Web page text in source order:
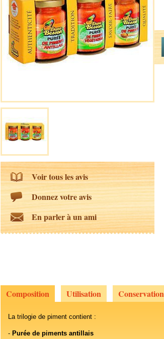
Voir tous les avis
Donnez votre avis
En parler à un ami
Composition Utilisation Conservation
La trilogie de piment contient :
- Purée de piments antillais